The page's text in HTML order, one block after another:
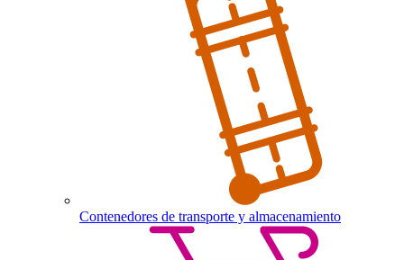
Contenedores de transporte y almacenamiento